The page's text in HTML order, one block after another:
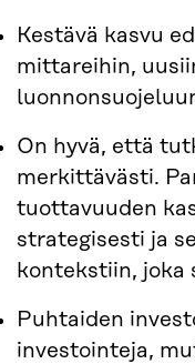
Kestävä kasvu
mittareihin,
On hyvä, että
merkittävästi.
tuottavuuden
strategisesti ja
kontekstiin, joka
Puhtaiden
investointeja,